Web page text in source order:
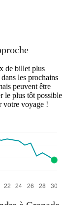
de billet plus
les prochains
peuvent être
le plus tôt possible
votre voyage !